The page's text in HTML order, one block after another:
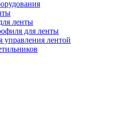
ленты
для ленты
управления лентой